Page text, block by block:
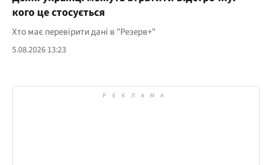
кого це стосується
Хто має перевірити дані в "Резерв+"
5.08.2026 13:23